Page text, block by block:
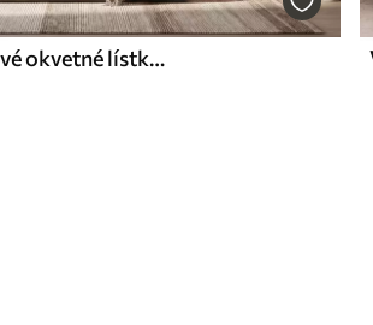
Abstraktné krémové okvetné lístky magnólie